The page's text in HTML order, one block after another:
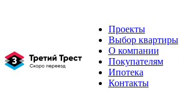
Проекты
Выбор квартиры
О компании
Покупателям
Ипотека
Контакты